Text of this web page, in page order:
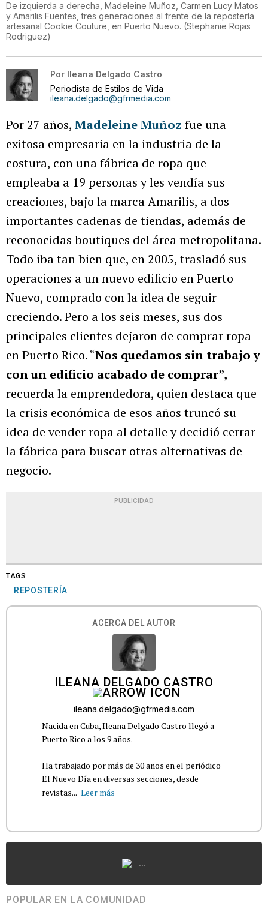
De izquierda a derecha, Madeleine Muñoz, Carmen Lucy Matos
y Amarilis Fuentes, tres generaciones al frente de la repostería
artesanal Cookie Couture, en Puerto Nuevo. (Stephanie Rojas
Rodriguez)
Por Ileana Delgado Castro
Periodista de Estilos de Vida
ileana.delgado@gfrmedia.com
Por 27 años, Madeleine Muñoz fue una
exitosa empresaria en la industria de la
costura, con una fábrica de ropa que
empleaba a 19 personas y les vendía sus
creaciones, bajo la marca Amarilis, a dos
importantes cadenas de tiendas, además de
reconocidas boutiques del área metropolitana.
Todo iba tan bien que, en 2005, trasladó sus
operaciones a un nuevo edificio en Puerto
Nuevo, comprado con la idea de seguir
creciendo. Pero a los seis meses, sus dos
principales clientes dejaron de comprar ropa
en Puerto Rico. “Nos quedamos sin trabajo y
con un edificio acabado de comprar”,
recuerda la emprendedora, quien destaca que
la crisis económica de esos años truncó su
idea de vender ropa al detalle y decidió cerrar
la fábrica para buscar otras alternativas de
negocio.
PUBLICIDAD
TAGS
REPOSTERÍA
ACERCA DEL AUTOR
ILEANA DELGADO CASTRO
ileana.delgado@gfrmedia.com
Nacida en Cuba, Ileana Delgado Castro llegó a
Puerto Rico a los 9 años.
Ha trabajado por más de 30 años en el periódico
El Nuevo Día en diversas secciones, desde
revistas... Leer más
...
POPULAR EN LA COMUNIDAD